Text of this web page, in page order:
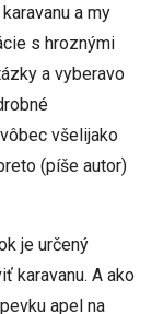
a my
s hroznými
a vyberavo
všelijako
(píše autor)
je určený
karavanu. A ako
apel na